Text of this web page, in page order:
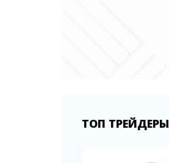
ТОП ТРЕЙДЕРЫ